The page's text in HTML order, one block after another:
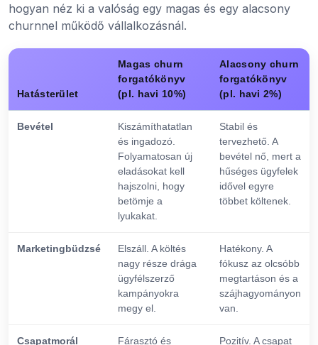
hogyan néz ki a valóság egy magas és egy alacsony
churnnel működő vállalkozásnál.
Hatásterület
Magas churn
forgatókönyv
(pl. havi 10%)
Alacsony churn
forgatókönyv
(pl. havi 2%)
Bevétel
Kiszámíthatatlan
és ingadozó.
Folyamatosan új
eladásokat kell
hajszolni, hogy
betömje a
lyukakat.
Stabil és
tervezhető. A
bevétel nő, mert a
hűséges ügyfelek
idővel egyre
többet költenek.
Marketingbüdzsé
Elszáll. A költés
nagy része drága
ügyfélszerző
kampányokra
megy el.
Hatékony. A
fókusz az olcsóbb
megtartáson és a
szájhagyományon
van.
Csapatmorál
Fárasztó és
Pozitív. A csapat